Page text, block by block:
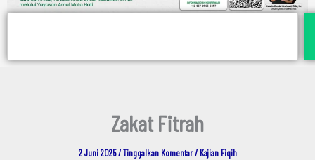
Zakat Fitrah
2 Juni 2025/Tinggalkan Komentar / Kajian Fiqih